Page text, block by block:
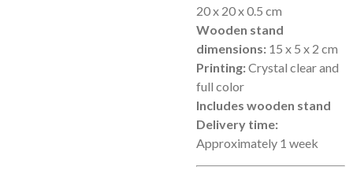
20 x 20 x 0.5 cm
Wooden stand
dimensions: 15 x 5 x 2 cm
Printing:Crystal clear and
full color
Includes wooden stand
Delivery time:
Approximately 1 week